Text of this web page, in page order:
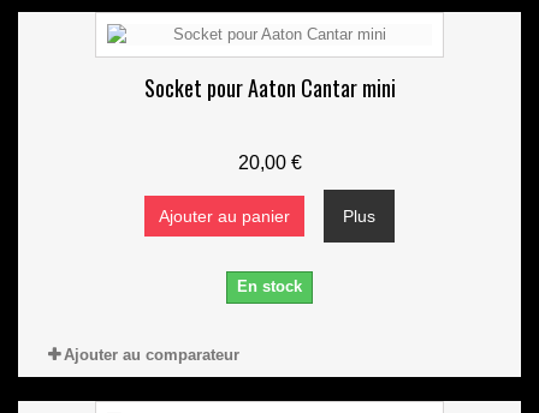
Socket pour Aaton Cantar mini
20,00 €
Ajouter au panier Plus
En stock
Ajouter au comparateur